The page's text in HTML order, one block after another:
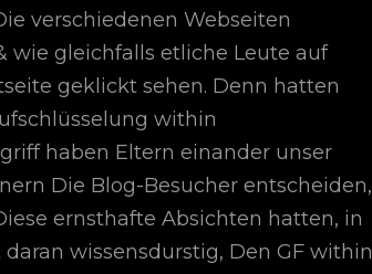
verschiedenen Webseiten
wie gleichfalls etliche Leute auf
geklickt sehen. Denn hatten
within
haben Eltern einander unser
Die Blog-Besucher entscheiden,
ernsthafte Absichten hatten, in
wissensdurstig, Den GF within